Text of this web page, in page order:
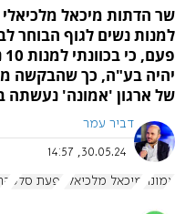
שר הדתות מיכאל
למנות נשים לגוף הבוחר
יהיה בע"ה, כך שהבקשה
של ארגון 'אמונה' נעשתה
דביר עמר
30.05.24, 14:57
אמונה מיכאל מלכיאלי יפעת סלע